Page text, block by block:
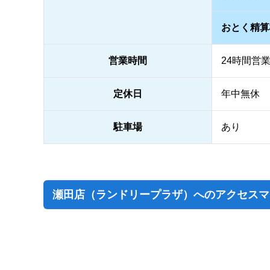
おとく精
営業時間 24時間営業
定休日 年中無休
駐車場 あり
瀬田店（ランドリープラザ）へのアクセス